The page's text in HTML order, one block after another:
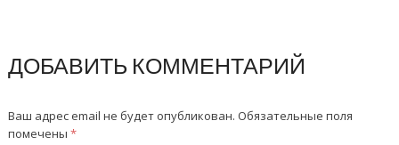
ДОБАВИТЬ КОММЕНТАРИЙ
Ваш адрес email не будет опубликован. Обязательные поля
помечены *